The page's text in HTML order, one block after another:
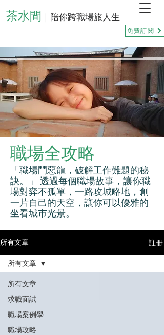
茶水間 ｜陪你跨職場旅人生
免費訂閱
職場全攻略
「職場鬥惡龍，破解工作難題的秘
訣。」 透過每個職場故事，讓你職
場對弈不孤單，一路攻城略地，創
一片自己的天空，讓你可以優雅的
坐看城市光景。
所有文章 註冊
所有文章
求職面試
職場案例學
職場攻略
所有文章